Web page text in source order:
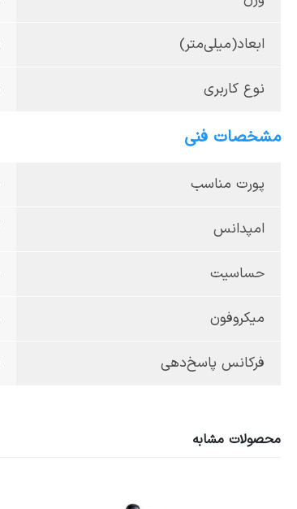
ابعاد(میلی‌متر)
نوع کاربری
مشخصات فنی
پورت مناسب
امپدانس
حساسیت
میکروفون
فرکانس پاسخ‌دهی
محصولات مشابه